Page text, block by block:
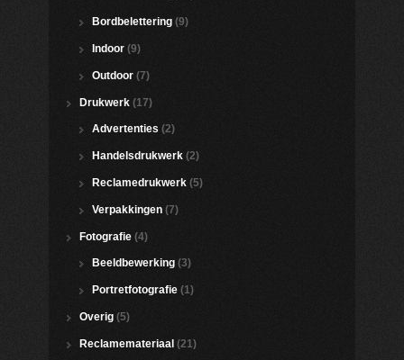
Bordbelettering (9)
Indoor (9)
Outdoor (7)
Drukwerk (17)
Advertenties (2)
Handelsdrukwerk (2)
Reclamedrukwerk (5)
Verpakkingen (7)
Fotografie (4)
Beeldbewerking (3)
Portretfotografie (1)
Overig (5)
Reclamemateriaal (21)